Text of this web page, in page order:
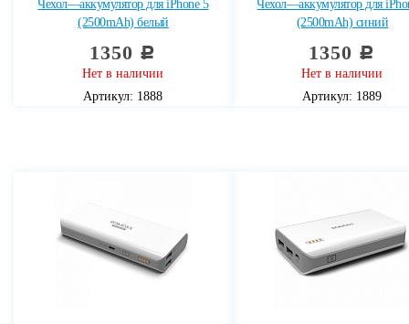
Чехол—аккумулятор для iPhone 5
(2500mAh) белый
1350 c
Нет в наличии
Артикул: 1888
Чехол—аккумулятор для
(2500mAh) синий
1350 c
Нет в наличии
Артикул: 1889